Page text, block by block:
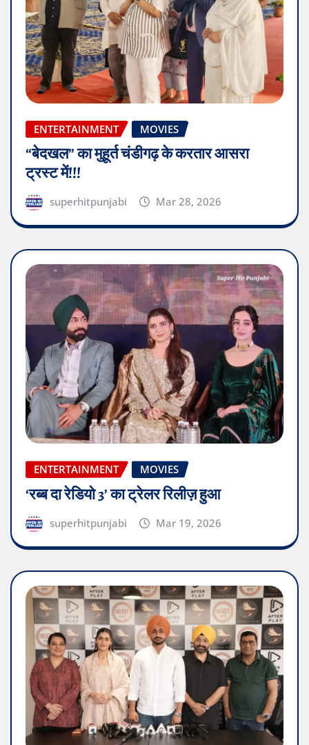
ENTERTAINMENT MOVIES
“बेदखल” का मुहूर्त चंडीगढ़ के करतार आसरा
ट्रस्ट में!!!
superhitpunjabi Mar 28, 2026
ENTERTAINMENT MOVIES
‘रब्ब दा रेडियो 3’ का ट्रेलर रिलीज़ हुआ
superhitpunjabi Mar 19, 2026